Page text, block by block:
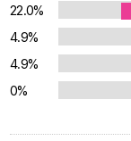
되었다. 여기에 긴 시
심의 문화가 더해져
을 호소하는 사람이 나날이 증가
를 돌볼 시간과 집안
인력을 확충하면 괜
사 도우미를 고용하
22.0%
4.9%
4.9%
0%